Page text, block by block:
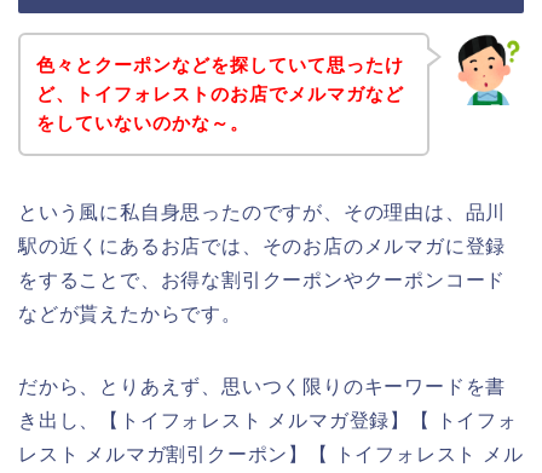
色々とクーポンなどを探していて思ったけ
ど、トイフォレストのお店でメルマガなど
をしていないのかな～。
という風に私自身思ったのですが、その理由は、品川
駅の近くにあるお店では、そのお店のメルマガに登録
をすることで、お得な割引クーポンやクーポンコード
などが貰えたからです。
だから、とりあえず、思いつく限りのキーワードを書
き出し、【トイフォレスト メルマガ登録】【 トイフォ
レスト メルマガ割引クーポン】【 トイフォレスト メル